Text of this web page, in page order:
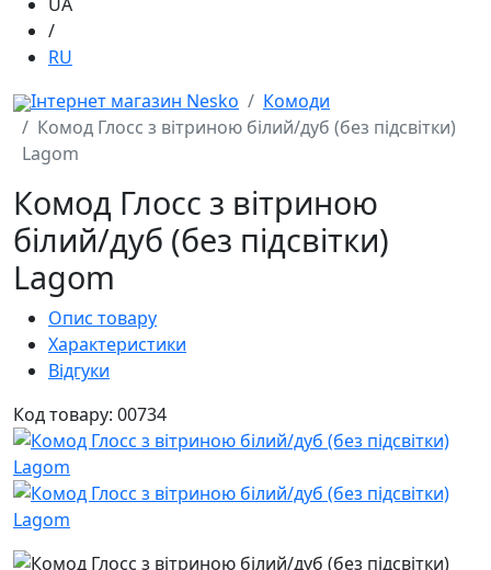
/
RU
Інтернет магазин Nesko
Комоди
Комод Глосс з вітриною білий/дуб (без підсвітки)
Lagom
Комод Глосс з вітриною
білий/дуб (без підсвітки)
Lagom
Опис товару
Характеристики
Відгуки
Код товару: 00734